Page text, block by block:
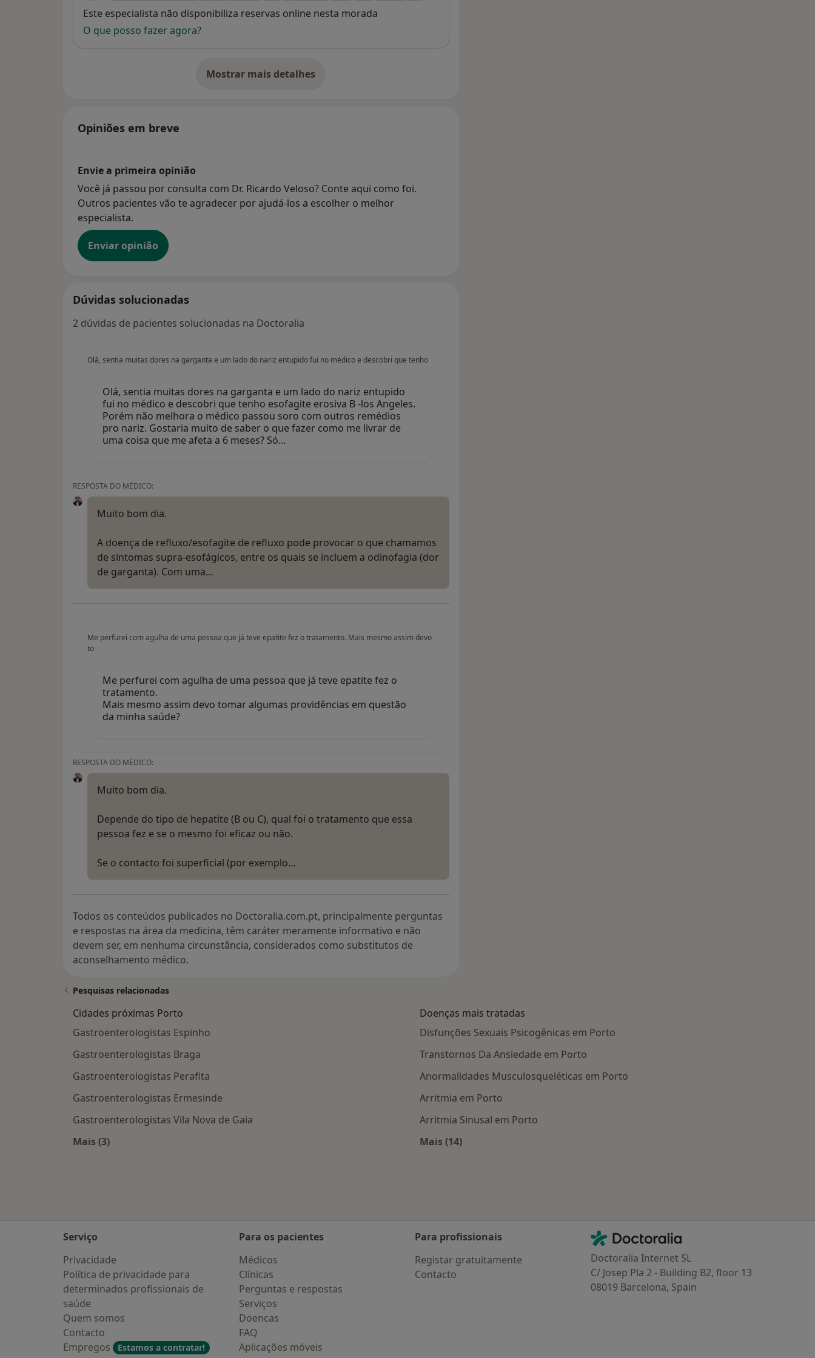
Prelector convidado em Cursos Pós-graduados em Oncologia Digestiva e
Antibioterapia.
Membro da Sociedade Portuguesa de Gastrenterologia
Membro da European Crohn and Colitis Organisation
Disponibilidade
Este especialista não disponibiliza reservas online nesta morada
O que posso fazer agora?
Mostrar mais detalhes
sobre o endereço
Opiniões em breve
Envie a primeira opinião
Você já passou por consulta com Dr. Ricardo Veloso? Conte aqui como foi.
Outros pacientes vão te agradecer por ajudá-los a escolher o melhor
especialista.
Enviar opinião
Dúvidas solucionadas
2 dúvidas de pacientes solucionadas na Doctoralia
Olá, sentia muitas dores na garganta e um lado do nariz entupido fui no médico e descobri que tenho
Olá, sentia muitas dores na garganta e um lado do nariz entupido
fui no médico e descobri que tenho esofagite erosiva B -los Angeles.
Porém não melhora o médico passou soro com outros remédios
pro nariz. Gostaria muito de saber o que fazer como me livrar de
uma coisa que me afeta a 6 meses? Só…
RESPOSTA DO MÉDICO:
Muito bom dia.
A doença de refluxo/esofagite de refluxo pode provocar o que chamamos
de sintomas supra-esofágicos, entre os quais se incluem a odinofagia (dor
de garganta). Com uma…
Me perfurei com agulha de uma pessoa que já teve epatite fez o tratamento. Mais mesmo assim devo
to
Me perfurei com agulha de uma pessoa que já teve epatite fez o
tratamento.
Mais mesmo assim devo tomar algumas providências em questão
da minha saúde?
RESPOSTA DO MÉDICO:
Muito bom dia.
Depende do tipo de hepatite (B ou C), qual foi o tratamento que essa
pessoa fez e se o mesmo foi eficaz ou não.
Se o contacto foi superficial (por exemplo…
Todos os conteúdos publicados no Doctoralia.com.pt, principalmente perguntas
e respostas na área da medicina, têm caráter meramente informativo e não
devem ser, em nenhuma circunstância, considerados como substitutos de
aconselhamento médico.
Pesquisas relacionadas
Cidades próximas Porto
Gastroenterologistas Espinho
Gastroenterologistas Braga
Gastroenterologistas Perafita
Gastroenterologistas Ermesinde
Gastroenterologistas Vila Nova de Gaia
Mais (3)
Doenças mais tratadas
Disfunções Sexuais Psicogênicas em Porto
Transtornos Da Ansiedade em Porto
Anormalidades Musculosqueléticas em Porto
Arritmia em Porto
Arritmia Sinusal em Porto
Mais (14)
Serviço
Privacidade
Política de privacidade para
determinados profissionais de
saúde
Quem somos
Contacto
Empregos
Estamos a contratar!
Para os pacientes
Médicos
Clínicas
Perguntas e respostas
Serviços
Doencas
FAQ
Aplicações móveis
Para profissionais
Registar gratuitamente
Contacto
Contacto
Doctoralia - Homepage
Doctoralia Internet SL
C/ Josep Pla 2 - Building B2, floor 13
08019 Barcelona, Spain